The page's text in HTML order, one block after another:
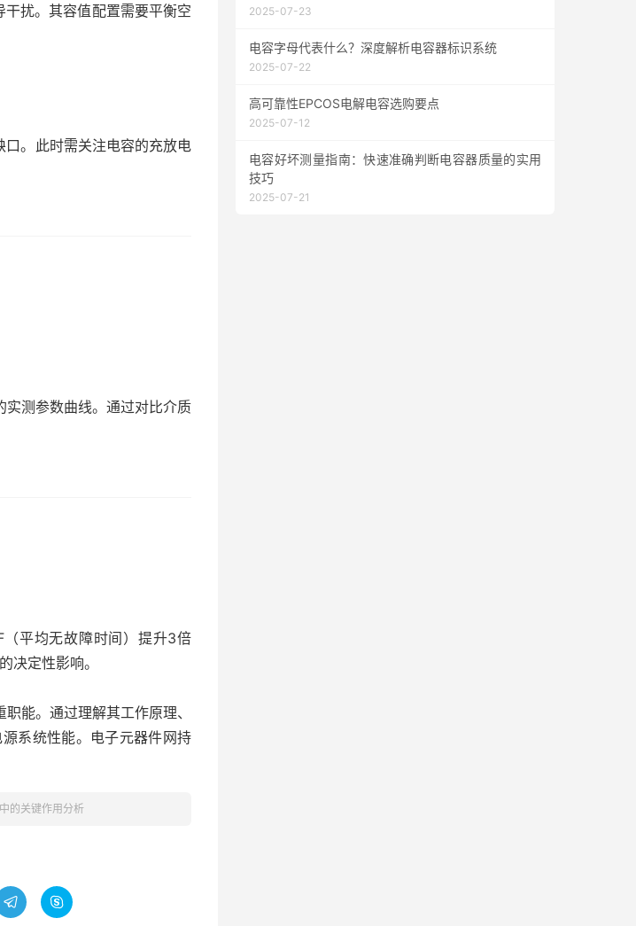
扰。其容值配置需要平衡空
口。此时需关注电容的充放电
测参数曲线。通过对比介质
平均无故障时间）提升3倍
决定性影响。
职能。通过理解其工作原理、
系统性能。电子元器件网持
的关键作用分析
 
2025-07-23
电容字母代表什么？深度解析电容器标识系统
2025-07-22
高可靠性EPCOS电解电容选购要点
2025-07-12
电容好坏测量指南：快速准确判断电容器质量的实用
技巧
2025-07-21